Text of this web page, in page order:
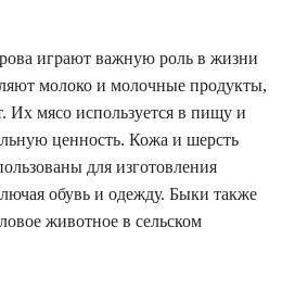
играют важную роль в жизни
молоко и молочные продукты,
Их мясо используется в пищу и
ценность. Кожа и шерсть
для изготовления
обувь и одежду. Быки также
животное в сельском